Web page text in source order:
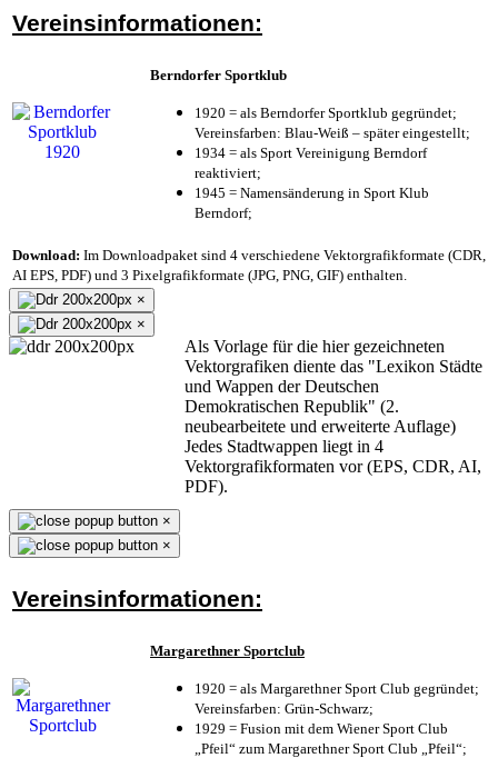
Vereinsinformationen:
Berndorfer Sportklub
1920 = als Berndorfer Sportklub gegründet;
Vereinsfarben: Blau-Weiß – später eingestellt;
1934 = als Sport Vereinigung Berndorf
reaktiviert;
1945 = Namensänderung in Sport Klub
Berndorf;
Download: Im Downloadpaket sind 4 verschiedene Vektorgrafikformate (CDR,
AI EPS, PDF) und 3 Pixelgrafikformate (JPG, PNG, GIF) enthalten.
×
×
Als Vorlage für die hier gezeichneten
Vektorgrafiken diente das "Lexikon Städte
und Wappen der Deutschen
Demokratischen Republik" (2.
neubearbeitete und erweiterte Auflage)
Jedes Stadtwappen liegt in 4
Vektorgrafikformaten vor (EPS, CDR, AI,
PDF).
×
×
Vereinsinformationen:
Margarethner Sportclub
1920 = als Margarethner Sport Club gegründet;
Vereinsfarben: Grün-Schwarz;
1929 = Fusion mit dem Wiener Sport Club
„Pfeil“ zum Margarethner Sport Club „Pfeil“;